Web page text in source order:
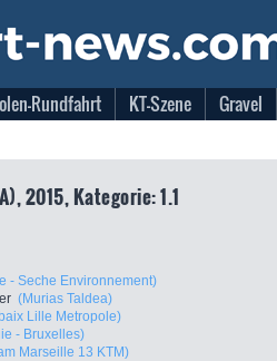
Rundfahrt KT-Szene Gravel
2015, Kategorie: 1.1
- Seche Environnement)
(Murias Taldea)
Lille Metropole)
- Bruxelles)
Marseille 13 KTM)